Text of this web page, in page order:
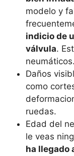
modelo y
indicio de
válvula.
neumáticos.
Daños
como
ruedas.
Edad del
le veas
ha llegado